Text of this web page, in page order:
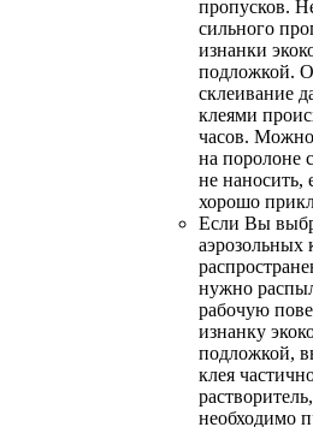
пропусков.
сильного
изнанки
подложкой.
склеивание
клеями
часов.
на поролоне
не наносить,
хорошо
Если Вы
аэрозольных
нужно
рабочую
изнанку
подложкой,
клея
необходимо